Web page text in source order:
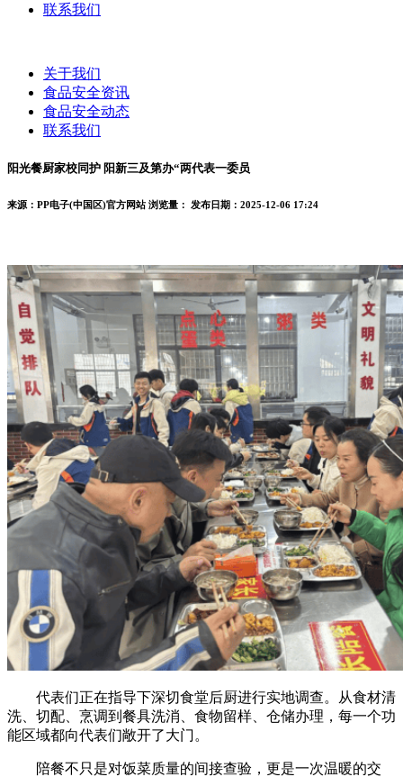
联系我们
关于我们
食品安全资讯
食品安全动态
联系我们
阳光餐厨家校同护 阳新三及第办“两代表一委员
来源：PP电子(中国区)官方网站 浏览量： 发布日期：2025-12-06 17:24
代表们正在指导下深切食堂后厨进行实地调查。从食材清
洗、切配、烹调到餐具洗消、食物留样、仓储办理，每一个功
能区域都向代表们敞开了大门。
陪餐不只是对饭菜质量的间接查验，更是一次温暖的交